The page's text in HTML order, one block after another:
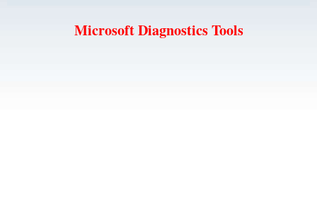
Microsoft Diagnostics Tools